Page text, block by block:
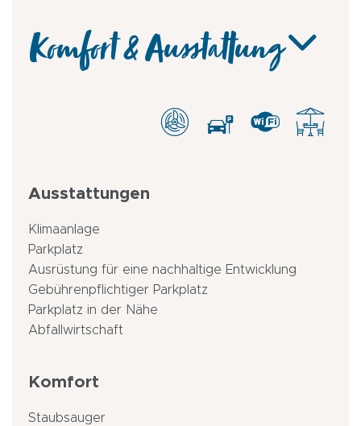
Komfort & Ausstattung
Ausstattungen
Klimaanlage
Parkplatz
Ausrüstung für eine nachhaltige Entwicklung
Gebührenpflichtiger Parkplatz
Parkplatz in der Nähe
Abfallwirtschaft
Komfort
Staubsauger